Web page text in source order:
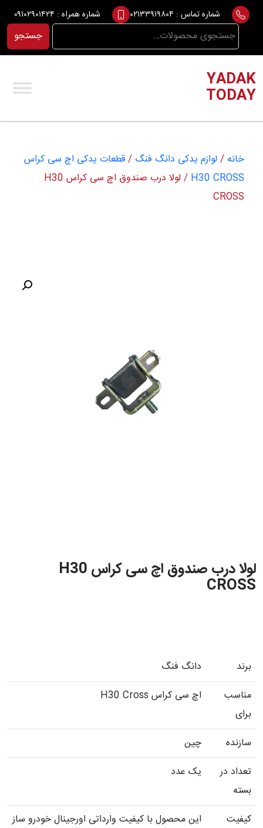
Skip
content
شماره تماس : ۰۲۱۳۳۹۱۹۸۰۴ شماره همراه : ۰۹۱۰۲۹۰۱۴۲۴
جستجو
برای:
جستجو
YADAK
TODAY
خانه / لوازم یدکی دانگ فنگ /قطعات یدکی اچ سی کراس
H30 CROSS
/ لولا درب صندوق اچ سی کراس H30
CROSS
لولا درب صندوق اچ سی کراس H30
CROSS
برند
دانگ فنگ
مناسب
برای
اچ سی کراس H30 Cross
سازنده
چین
تعداد در
بسته
یک عدد
کیفیت
این محصول با کیفیت وارداتی اورجینال خودرو ساز